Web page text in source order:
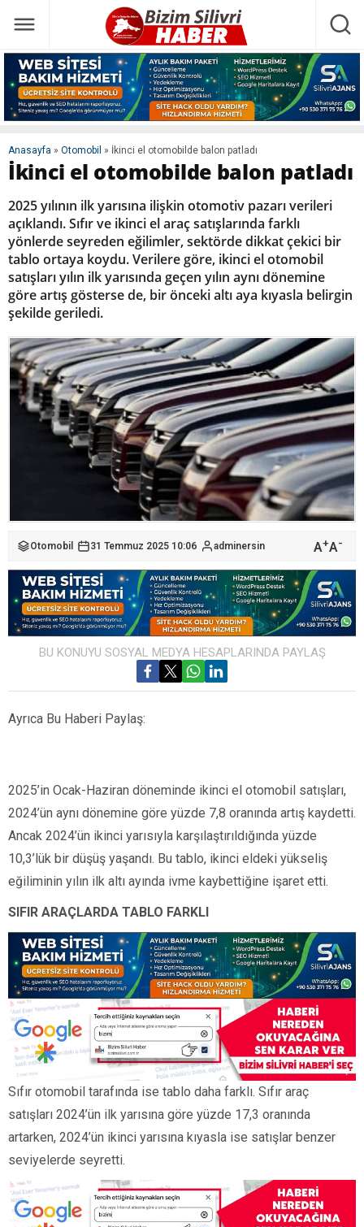
Anasayfa » Otomobil » İkinci el otomobilde balon patladı
İkinci el otomobilde balon patladı
2025 yılının ilk yarısına ilişkin otomotiv pazarı verileri
açıklandı. Sıfır ve ikinci el araç satışlarında farklı
yönlerde seyreden eğilimler, sektörde dikkat çekici bir
tablo ortaya koydu. Verilere göre, ikinci el otomobil
satışları yılın ilk yarısında geçen yılın aynı dönemine
göre artış gösterse de, bir önceki altı aya kıyasla belirgin
şekilde geriledi.
Otomobil 31 Temmuz 2025 10:06 adminersin A+A-
BU KONUYU SOSYAL MEDYA HESAPLARINDA PAYLAŞ
Ayrıca Bu Haberi Paylaş:
2025’in Ocak-Haziran döneminde ikinci el otomobil satışları,
2024’ün aynı dönemine göre yüzde 7,8 oranında artış kaydetti.
Ancak 2024’ün ikinci yarısıyla karşılaştırıldığında yüzde
10,3’lük bir düşüş yaşandı. Bu tablo, ikinci eldeki yükseliş
eğiliminin yılın ilk altı ayında ivme kaybettiğine işaret etti.
SIFIR ARAÇLARDA TABLO FARKLI
Sıfır otomobil tarafında ise tablo daha farklı. Sıfır araç
satışları 2024’ün ilk yarısına göre yüzde 17,3 oranında
artarken, 2024’ün ikinci yarısına kıyasla ise satışlar benzer
seviyelerde seyretti.